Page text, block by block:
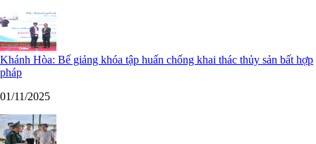
Khánh Hòa: Bế giảng khóa tập huấn chống khai thác thủy sản bất hợp
pháp
01/11/2025